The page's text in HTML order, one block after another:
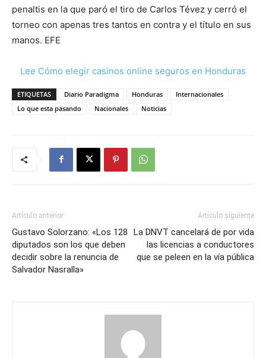
penaltis en la que paró el tiro de Carlos Tévez y cerró el
torneo con apenas tres tantos en contra y el título en sus
manos. EFE
Lee Cómo elegir casinos online seguros en Honduras
ETIQUETAS Diario Paradigma Honduras
Internacionales
Lo que esta pasando
Nacionales Noticias
Artículo anterior
Gustavo Solorzano: «Los 128
diputados son los que deben
decidir sobre la renuncia de
Salvador Nasralla»
Artículo siguiente
La DNVT cancelará de por vida
las licencias a conductores
que se peleen en la vía pública